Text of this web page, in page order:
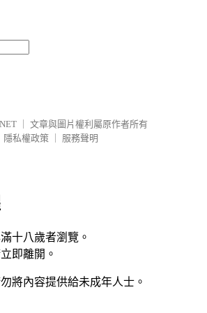
文章與圖片權利屬原作者所有
隱私權政策
服務聲明
十八歲者瀏覽。
即離開。
將內容提供給未成年人士。